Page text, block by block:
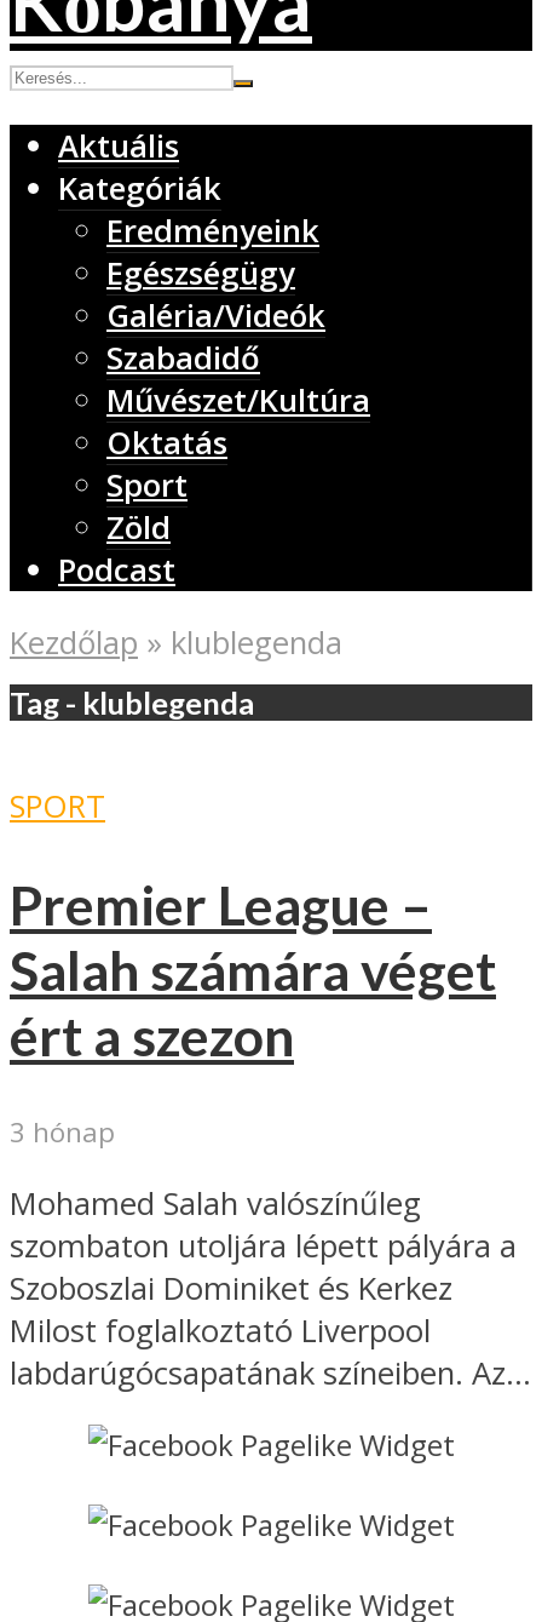
Aktuális
Kategóriák
Eredményeink
Egészségügy
Galéria/Videók
Szabadidő
Művészet/Kultúra
Oktatás
Sport
Zöld
Podcast
Kezdőlap » klublegenda
Tag - klublegenda
SPORT
Premier League –
Salah számára véget
ért a szezon
3 hónap
Mohamed Salah valószínűleg
szombaton utoljára lépett pályára a
Szoboszlai Dominiket és Kerkez
Milost foglalkoztató Liverpool
labdarúgócsapatának színeiben. Az...